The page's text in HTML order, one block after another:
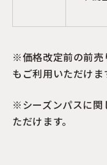
※価格改定前の前売
もご利用いただけま
※シーズンパスに関
ただけます。